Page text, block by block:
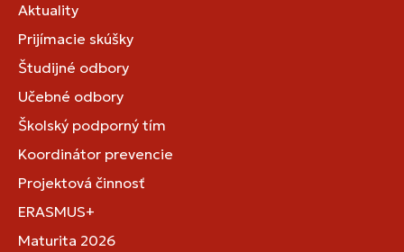
Aktuality
Prijímacie skúšky
Študijné odbory
Učebné odbory
Školský podporný tím
Koordinátor prevencie
Projektová činnosť
ERASMUS+
Maturita 2026